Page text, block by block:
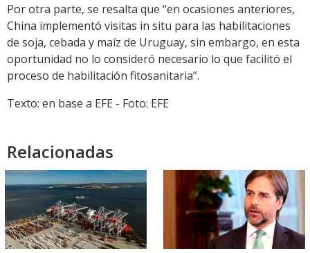
Por otra parte, se resalta que “en ocasiones anteriores,
China implementó visitas in situ para las habilitaciones
de soja, cebada y maíz de Uruguay, sin embargo, en esta
oportunidad no lo consideró necesario lo que facilitó el
proceso de habilitación fitosanitaria”.
Texto: en base a EFE - Foto: EFE
Relacionadas